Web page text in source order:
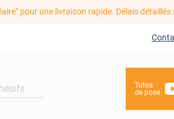
pour une livraison rapide. Délais
Tutos
de pose